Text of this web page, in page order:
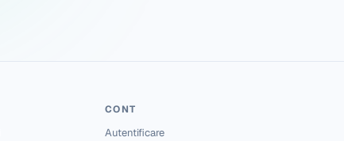
CONT
Autentificare